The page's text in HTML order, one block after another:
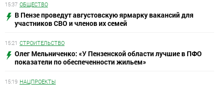
15:37 ОБЩЕСТВО
В Пензе проведут августовскую ярмарку вакансий для
участников СВО и членов их семей
15:21 СТРОИТЕЛЬСТВО
Олег Мельниченко: «У Пензенской области лучшие в ПФО
показатели по обеспеченности жильем»
15:19 НАЦПРОЕКТЫ